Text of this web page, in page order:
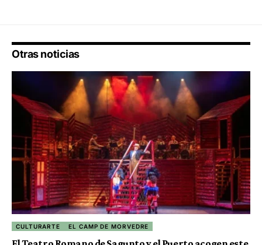
Otras noticias
CULTURARTE EL CAMP DE MORVEDRE